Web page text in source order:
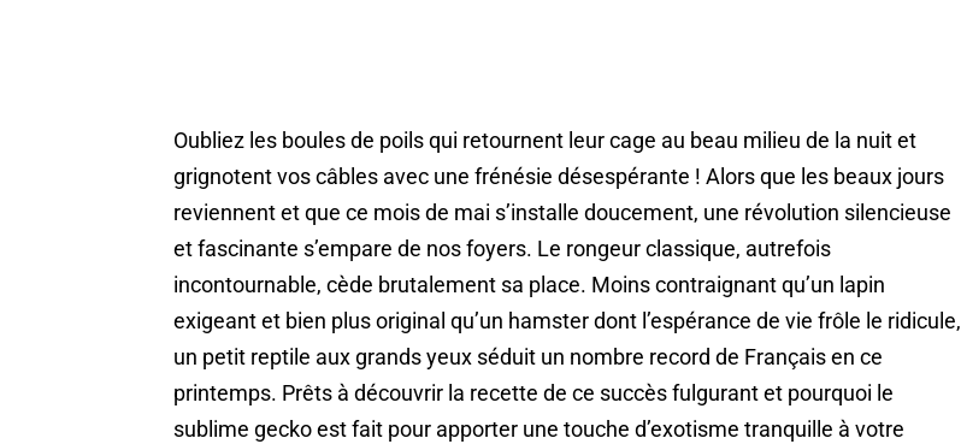
Oubliez les boules de poils qui retournent leur cage au beau milieu de la nuit et
grignotent vos câbles avec une frénésie désespérante ! Alors que les beaux jours
reviennent et que ce mois de mai s’installe doucement, une révolution silencieuse
et fascinante s’empare de nos foyers. Le rongeur classique, autrefois
incontournable, cède brutalement sa place. Moins contraignant qu’un lapin
exigeant et bien plus original qu’un hamster dont l’espérance de vie frôle le ridicule,
un petit reptile aux grands yeux séduit un nombre record de Français en ce
printemps. Prêts à découvrir la recette de ce succès fulgurant et pourquoi le
sublime gecko est fait pour apporter une touche d’exotisme tranquille à votre